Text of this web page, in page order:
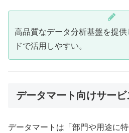
高品質なデータ分析基盤を提
ドで活用しやすい。
データマート向けサービ
データマートは「部門や用途に